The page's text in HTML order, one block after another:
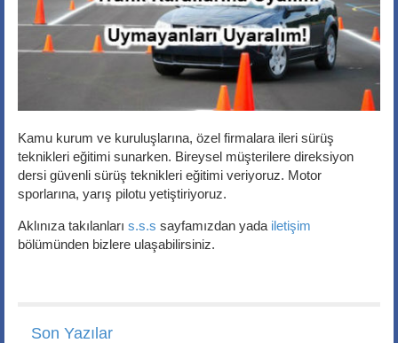
Kamu kurum ve kuruluşlarına, özel firmalara ileri sürüş
teknikleri eğitimi sunarken. Bireysel müşterilere direksiyon
dersi güvenli sürüş teknikleri eğitimi veriyoruz. Motor
sporlarına, yarış pilotu yetiştiriyoruz.
Aklınıza takılanları s.s.s sayfamızdan yada iletişim
bölümünden bizlere ulaşabilirsiniz.
Son Yazılar